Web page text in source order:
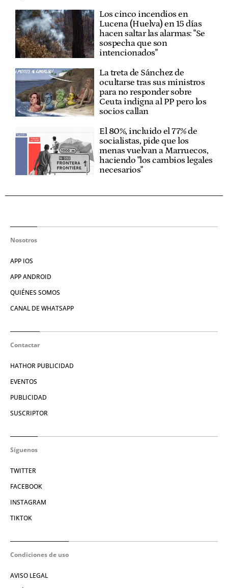
Los cinco incendios en
Lucena (Huelva) en 15 días
hacen saltar las alarmas: "Se
sospecha que son
intencionados"
La treta de Sánchez de
ocultarse tras sus ministros
para no responder sobre
Ceuta indigna al PP pero los
socios callan
El 80%, incluido el 77% de
socialistas, pide que los
menas vuelvan a Marruecos,
haciendo "los cambios legales
necesarios"
Nosotros
APP IOS
APP ANDROID
QUIÉNES SOMOS
CANAL DE WHATSAPP
Contactar
HATHOR PUBLICIDAD
EVENTOS
PUBLICIDAD
SUSCRIPTOR
Síguenos
TWITTER
FACEBOOK
INSTAGRAM
TIKTOK
Condiciones de uso
AVISO LEGAL